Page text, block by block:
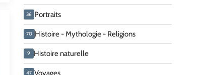
36 Portraits
70 Histoire - Mythologie - Religions
9 Histoire naturelle
47 Voyages